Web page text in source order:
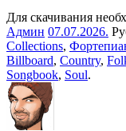
Для скачивания
Админ 07.07.2026.
Collections,
Billboard, Country,
Songbook, Soul.